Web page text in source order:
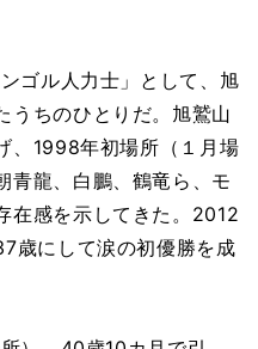
ゴル人力士」として、旭
うちのひとりだ。旭鷲山
、1998年初場所（１月場
青龍、白鵬、鶴竜ら、モ
在感を示してきた。2012
歳にして涙の初優勝を成